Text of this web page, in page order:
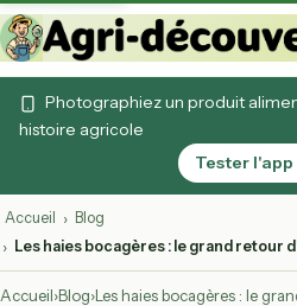
Photographiez un produit
histoire agricole
Tester
Accueil › Blog
› Les haies bocagères : le grand retour
Accueil›Blog›Les haies bocagères : le